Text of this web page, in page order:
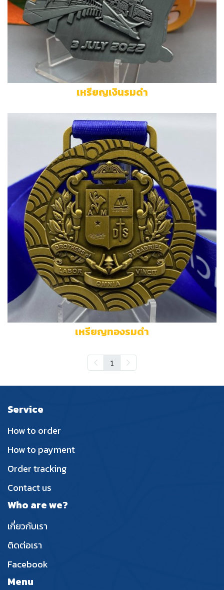
เหรียญเงินรมดำ
เหรียญทองรมดำ
1
Service
How to order
How to payment
Order tracking
Contact us
Who are we?
เกี่ยวกับเรา
ติดต่อเรา
Facebook
Menu